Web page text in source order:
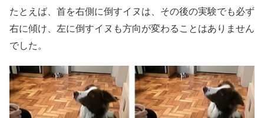
たとえば、首を右側に倒すイヌは、その後の実験でも必ず
右に傾け、左に倒すイヌも方向が変わることはありません
でした。